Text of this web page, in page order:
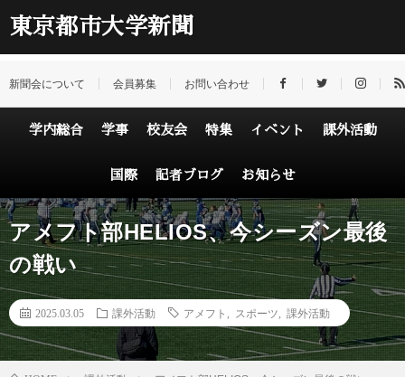
東京都市大学新聞
新聞会について 会員募集 お問い合わせ
学内総合 学事 校友会 特集 イベント 課外活動
国際 記者ブログ お知らせ
アメフト部HELIOS、今シーズン最後
の戦い
2025.03.05 課外活動 アメフト スポーツ 課外活動